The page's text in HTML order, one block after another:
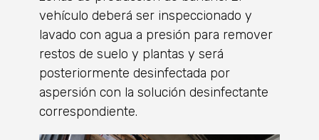
vehículo deberá ser inspeccionado y
lavado con agua a presión para remover
restos de suelo y plantas y será
posteriormente desinfectada por
aspersión con la solución desinfectante
correspondiente.